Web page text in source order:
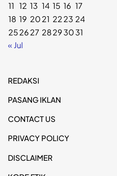
11 12 13 14 15 16 17
18 19 2021 2223 24
252627 28293031
« Jul
REDAKSI
PASANG IKLAN
CONTACT US
PRIVACY POLICY
DISCLAIMER